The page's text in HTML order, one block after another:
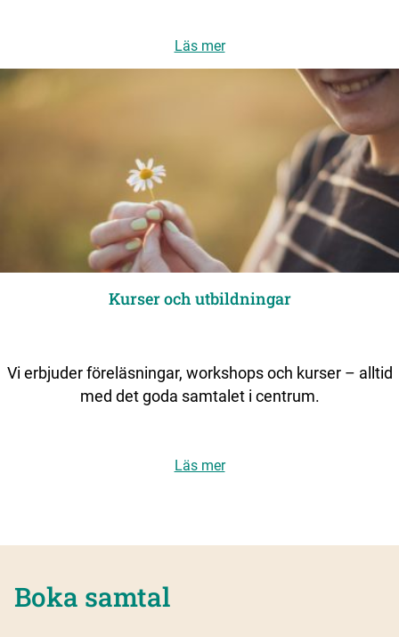
Läs mer
Kurser och utbildningar
Vi erbjuder föreläsningar, workshops och kurser – alltid
med det goda samtalet i centrum.
Läs mer
Boka samtal